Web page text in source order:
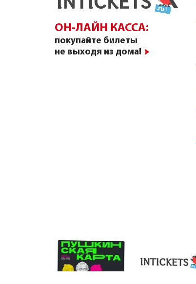
ОН-ЛАЙН КАССА:
покупайте билеты
не выходя из дома!